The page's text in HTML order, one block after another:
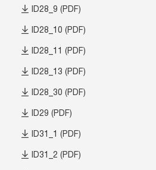
ID28_9 (PDF)
ID28_10 (PDF)
ID28_11 (PDF)
ID28_13 (PDF)
ID28_30 (PDF)
ID29 (PDF)
ID31_1 (PDF)
ID31_2 (PDF)